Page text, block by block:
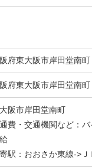
府東大阪市岸田堂南町
府東大阪市岸田堂南町
阪市岸田堂南町
費・交通機関など：
駅：おおさか東線->